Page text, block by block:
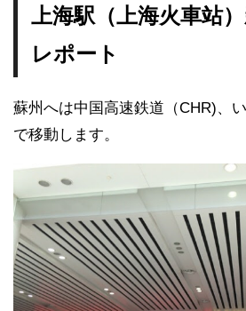
上海駅（上海火車站
レポート
蘇州へは中国高速鉄道（CHR)、
で移動します。